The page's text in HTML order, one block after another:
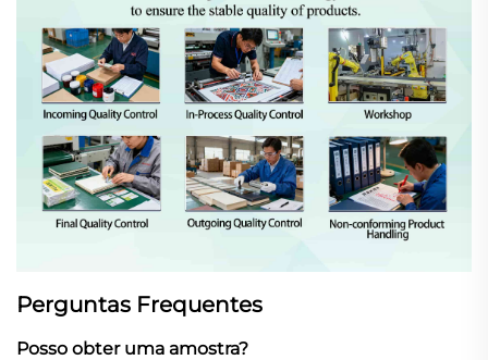
Perguntas Frequentes
Posso obter uma amostra?